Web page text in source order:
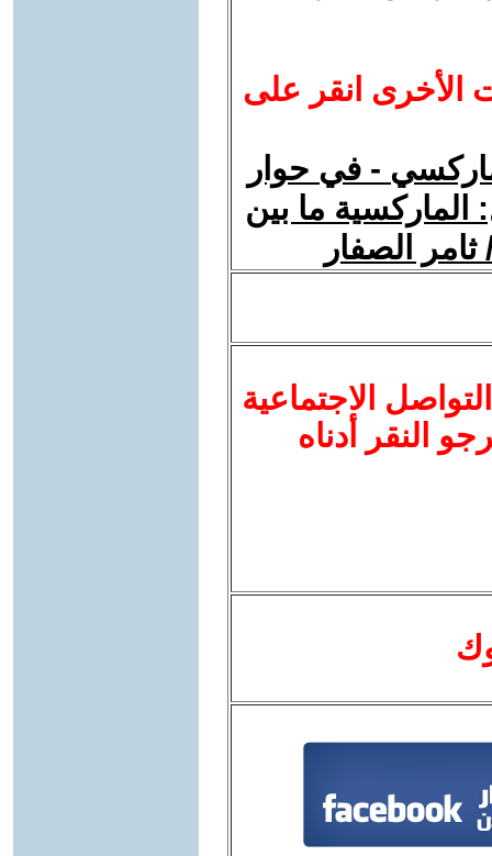
الأخرى انقر على
- في حوار
الماركسية ما بين
الصفار
الاجتماعية
النقر أدناه